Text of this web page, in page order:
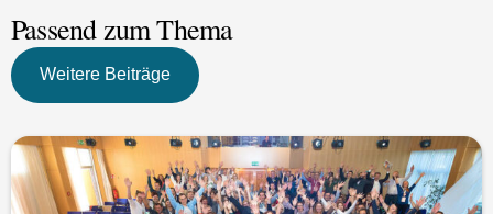
Passend zum Thema
Weitere Beiträge